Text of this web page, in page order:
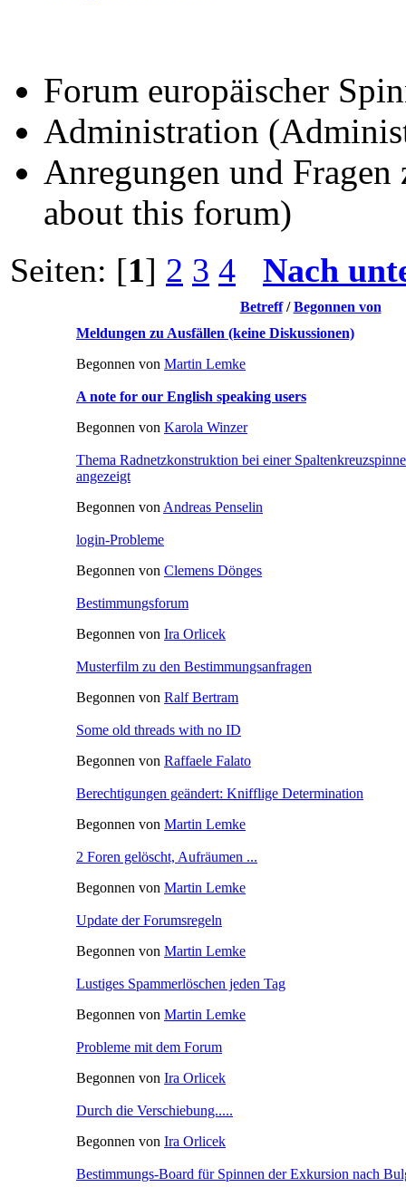
Forum europäischer
Administration
Anregungen und Fragen
about this forum)
Seiten: [1] 2 3 4 Nach
Betreff/Begonnen von
Meldungen zu Ausfällen (keine Diskussionen)
Begonnen von Martin Lemke
A note for our English speaking users
Begonnen von Karola Winzer
Thema Radnetzkonstruktion bei einer
angezeigt
Begonnen von Andreas Penselin
login-Probleme
Begonnen von Clemens Dönges
Bestimmungsforum
Begonnen von Ira Orlicek
Musterfilm zu den Bestimmungsanfragen
Begonnen von Ralf Bertram
Some old threads with no ID
Begonnen von Raffaele Falato
Berechtigungen geändert: Knifflige Determination
Begonnen von Martin Lemke
2 Foren gelöscht, Aufräumen ...
Begonnen von Martin Lemke
Update der Forumsregeln
Begonnen von Martin Lemke
Lustiges Spammerlöschen jeden Tag
Begonnen von Martin Lemke
Probleme mit dem Forum
Begonnen von Ira Orlicek
Durch die Verschiebung.....
Begonnen von Ira Orlicek
Bestimmungs-Board für Spinnen der Exkursion nach